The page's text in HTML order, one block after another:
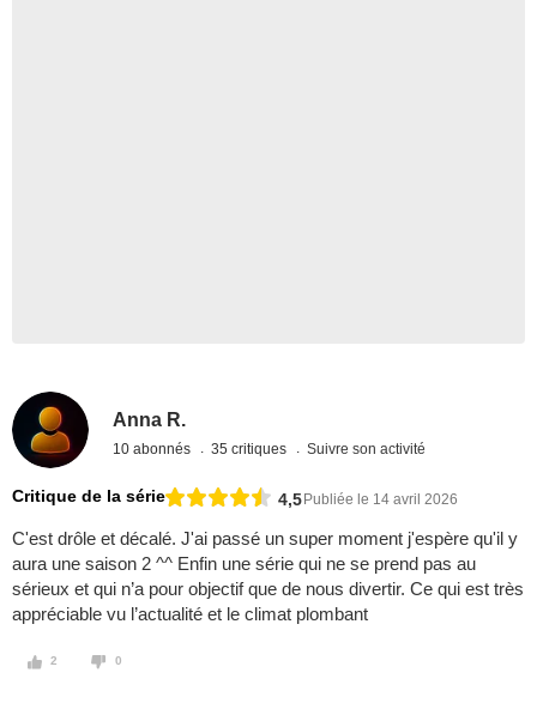
Anna R.
10 abonnés 35 critiques Suivre son activité
Critique de la série 4,5Publiée le 14 avril 2026
C'est drôle et décalé. J'ai passé un super moment j'espère qu'il y
aura une saison 2 ^^ Enfin une série qui ne se prend pas au
sérieux et qui n’a pour objectif que de nous divertir. Ce qui est très
appréciable vu l’actualité et le climat plombant
2 0